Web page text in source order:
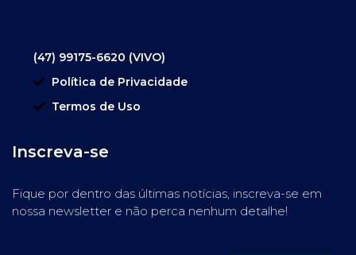
(47) 99175-6620 (VIVO)
Política de Privacidade
Termos de Uso
Inscreva-se
Fique por dentro das últimas notícias, inscreva-se em
nossa newsletter e não perca nenhum detalhe!